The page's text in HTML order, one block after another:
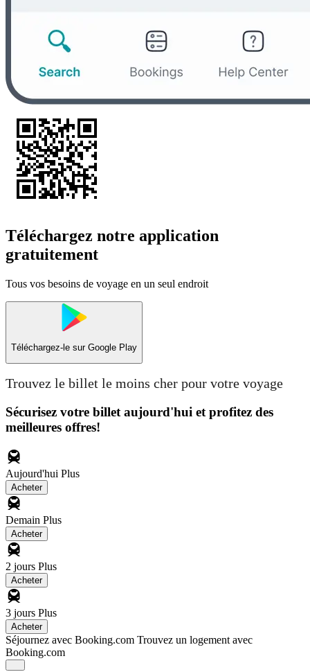
Téléchargez notre application
gratuitement
Tous vos besoins de voyage en un seul endroit
Téléchargez-le sur Google Play
Trouvez le billet le moins cher pour votre voyage
Sécurisez votre billet aujourd'hui et profitez des
meilleures offres!
Aujourd'hui Plus
Acheter
Demain Plus
Acheter
2 jours Plus
Acheter
3 jours Plus
Acheter
Séjournez avec Booking.com Trouvez un logement avec
Booking.com